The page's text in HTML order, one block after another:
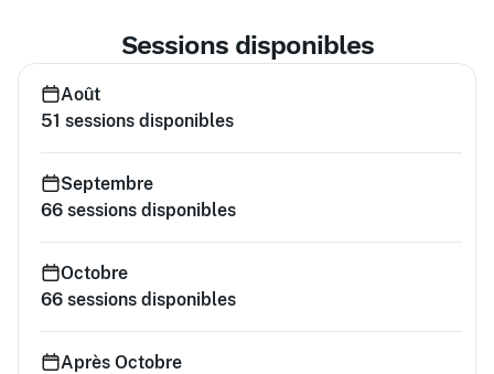
Sessions disponibles
Août
51 sessions disponibles
Septembre
66 sessions disponibles
Octobre
66 sessions disponibles
Après Octobre